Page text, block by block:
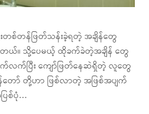
စ်တန်ဖြတ်သန်းခဲ့ရတဲ့ အချိန်တွေ
ယ်။ သို့ပေမယ့် ထိုခက်ခဲတဲ့အချိန် တွေ
လက်ပြီး ကျော်ဖြတ်နေဆဲရှိတဲ့ လူတွေ
တော် တို့ဟာ ဖြစ်လာတဲ့ အဖြစ်အပျက်
ြစ်ပုံ…